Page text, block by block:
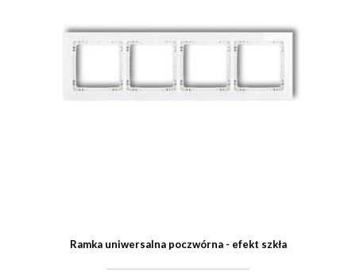
Ramka uniwersalna poczwórna - efekt szkła